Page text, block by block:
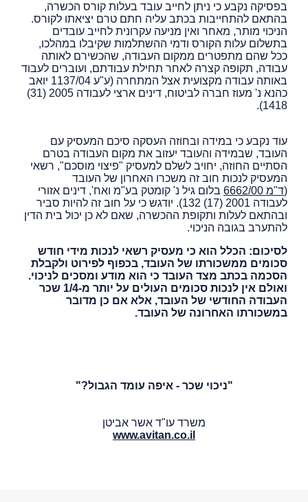
בפסיקה נקבע כי ניתן לחייב עובד בעלות קורס הכשרה,
בהתאם להתחייבות בכתב עליה חתם טרם יציאתו לקורס.
הניכוי מותר, מאחר ואין מניעה עקרונית לחייב עובדים
בתשלום עלות הקורס ודמי ההשתלמות שקיבלו במהלכו,
ככל שהם מתפטרים ממקום העבודה, שהכשירם לאותה
עבודה, תקופה קצרה לאחר תחילת עבודתם, ועוברים לעבוד
באותה עבודה מקצועית אצל המתחרה (ע"ע 1137/04 יואב
כהנא נ' מעוז חברה לביטוח, דינים ארצי לעבודה 2005 (31)
1418).
עוד נקבע כי במידה ובחוזה העסקה סיכם המעסיק עם
העובד, שבמידה והעובד יעזוב את מקום העבודה בטרם
הסתיים החוזה, יחויב לשלם למעסיק "פיצוי מוסכם", רשאי
המעסיק לנכות חוב זה משכרו האחרון של העובד
(ד"מ
בלום גיל נ' קומטק בע"מ ואח', דינים אזורי
לעבודה 2001 (17) 132). יודגש כי על חוב זה להיות סביר
ובהתאם לעלות ותקופת ההכשרה, שאם לא כן יכול בית הדין
להתערב בגובה הניכוי.
לסיכום: הכלל הוא כי מעסיק רשאי לנכות מידי חודש
סכומים ממשכורתו של העובד, בכפוף לפירוט ולקבלת
הסכמה בכתב מצד העובד כי הוא מודע ומסכים לניכוי.
ואולם אין לנכות סכומים העולים על יותר מ-1/4 שכר
העבודה החודשי של העובד, אלא אם כן מדובר
במשכורתו האחרונה של העובד.
"ניכוי שכר - איפה עומד הגבול?"
משרד עו"ד אשר אביטן
www.avitan.co.il